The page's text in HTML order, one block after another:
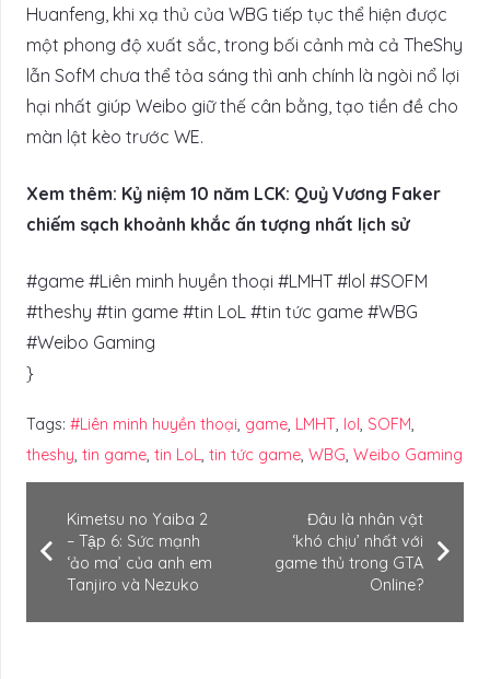
Huanfeng, khi xạ thủ của WBG tiếp tục thể hiện được
một phong độ xuất sắc, trong bối cảnh mà cả TheShy
lẫn SofM chưa thể tỏa sáng thì anh chính là ngòi nổ lợi
hại nhất giúp Weibo giữ thế cân bằng, tạo tiền đề cho
màn lật kèo trước WE.
Xem thêm: Kỷ niệm 10 năm LCK: Quỷ Vương Faker
chiếm sạch khoảnh khắc ấn tượng nhất lịch sử
#game #Liên minh huyền thoại #LMHT #lol #SOFM
#theshy #tin game #tin LoL #tin tức game #WBG
#Weibo Gaming
}
Tags: #Liên minh huyền thoại, game, LMHT, lol, SOFM,
theshy, tin game, tin LoL, tin tức game, WBG, Weibo Gaming
Kimetsu no Yaiba 2
– Tập 6: Sức mạnh
‘ảo ma’ của anh em
Tanjiro và Nezuko
Đâu là nhân vật
‘khó chịu’ nhất với
game thủ trong GTA
Online?